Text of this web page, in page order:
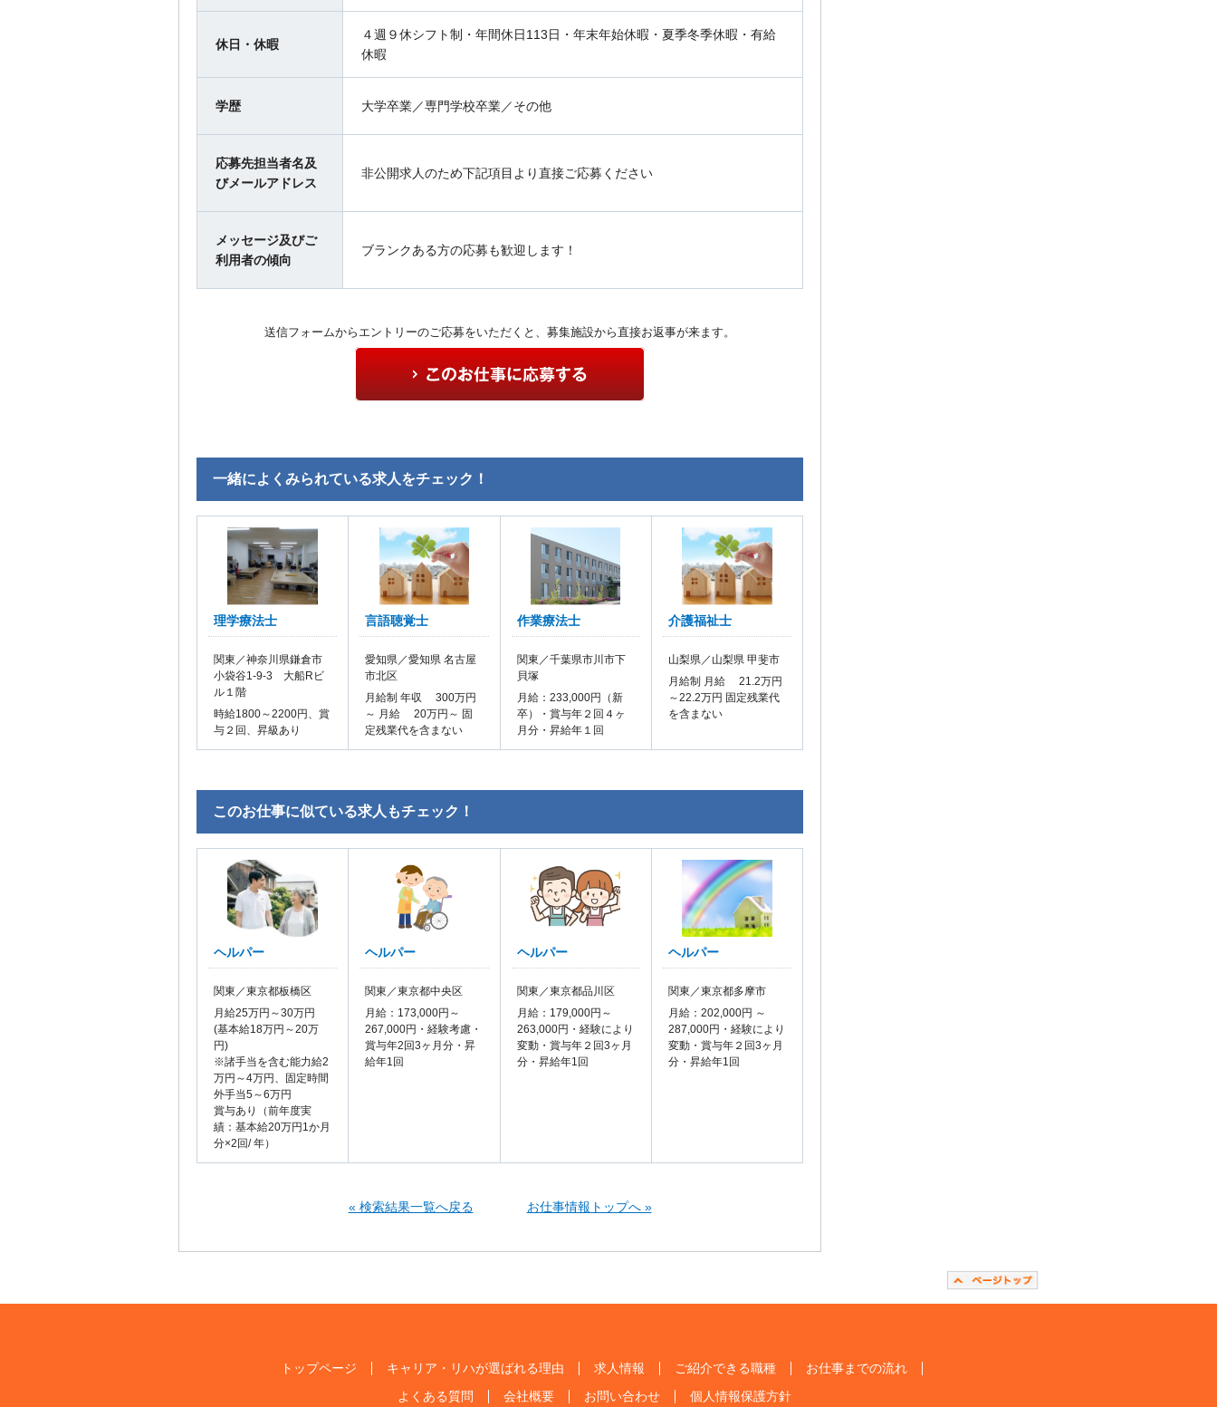
休日・休暇
４週９休シフト制・年間休日113日・年末年始休暇・夏季冬季休暇・有給
休暇
学歴 大学卒業／専門学校卒業／その他
応募先担当者名及
びメールアドレス
非公開求人のため下記項目より直接ご応募ください
メッセージ及びご
利用者の傾向
ブランクある方の応募も歓迎します！
送信フォームからエントリーのご応募をいただくと、募集施設から直接お返事が来ます。
一緒によくみられている求人をチェック！
理学療法士
関東／神奈川県鎌倉市
小袋谷1-9-3 大船Rビ
ル１階
時給1800～2200円、賞
与２回、昇級あり
言語聴覚士
愛知県／愛知県 名古屋
市北区
月給制 年収 300万円
～ 月給 20万円～ 固
定残業代を含まない
作業療法士
関東／千葉県市川市下
貝塚
月給：233,000円（新
卒）・賞与年２回４ヶ
月分・昇給年１回
介護福祉士
山梨県／山梨県 甲斐市
月給制 月給 21.2万円
～22.2万円 固定残業代
を含まない
このお仕事に似ている求人もチェック！
ヘルパー
関東／東京都板橋区
月給25万円～30万円
(基本給18万円～20万
円)
※諸手当を含む能力給2
万円～4万円、固定時間
外手当5～6万円
賞与あり（前年度実
績：基本給20万円1か月
分×2回/ 年）
ヘルパー
関東／東京都中央区
月給：173,000円～
267,000円・経験考慮・
賞与年2回3ヶ月分・昇
給年1回
ヘルパー
関東／東京都品川区
月給：179,000円～
263,000円・経験により
変動・賞与年２回3ヶ月
分・昇給年1回
ヘルパー
関東／東京都多摩市
月給：202,000円 ～
287,000円・経験により
変動・賞与年２回3ヶ月
分・昇給年1回
« 検索結果一覧へ戻る お仕事情報トップへ »
トップページ キャリア・リハが選ばれる理由 求人情報 ご紹介できる職種
お仕事までの流れ
よくある質問
会社概要 お問い合わせ 個人情報保護方針